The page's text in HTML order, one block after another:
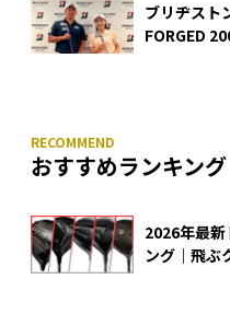
ブリヂスト
FORGED
おすすめランキング
2026年最
ング｜飛ぶ